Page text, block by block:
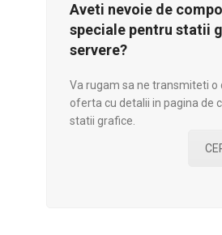
Aveti nevoie de
speciale pentru statii
servere?
Va rugam sa ne transmiteti o
oferta cu detalii in pagina de
statii grafice.